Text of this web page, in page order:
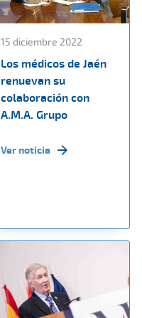
15 diciembre 2022
Los médicos de Jaén
renuevan su
colaboración con
A.M.A. Grupo
Ver noticia